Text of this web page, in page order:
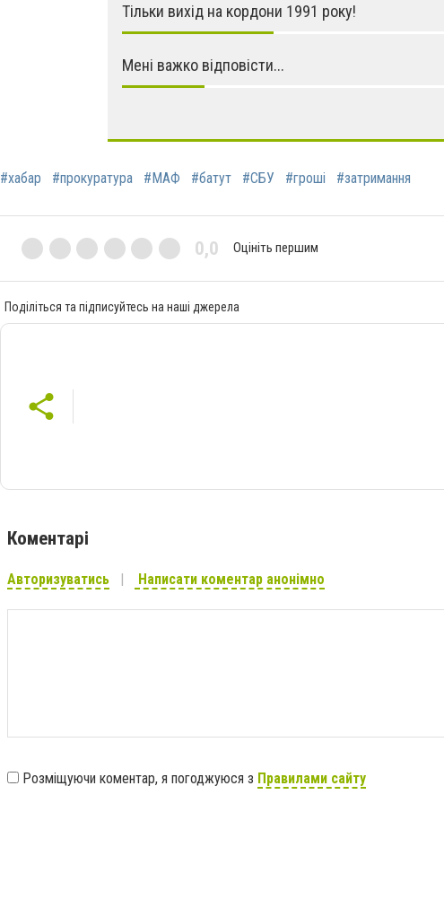
Тільки вихід на кордони 1991 року!
Мені важко відповісти...
#хабар #прокуратура #МАФ #батут #СБУ #гроші #затримання
0,0 Оцініть першим
Поділіться та підписуйтесь на наші джерела
Коментарі
Авторизуватись Написати коментар анонімно
Розміщуючи коментар, я погоджуюся з Правилами сайту